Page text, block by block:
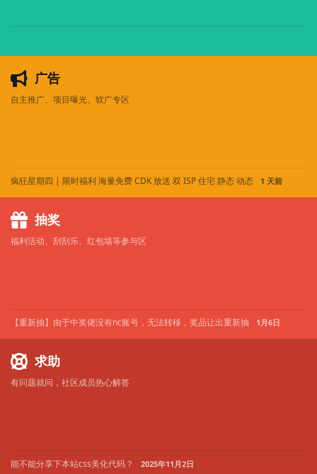
广告
自主推广、项目曝光、软广专区
疯狂星期四 | 限时福利 海量免费 CDK 放送 双 ISP 住宅 静态 动态 1 天前
抽奖
福利活动、刮刮乐、红包墙等参与区
【重新抽】由于中奖佬没有nc账号，无法转移，奖品让出重新抽 1月6日
求助
有问题就问，社区成员热心解答
能不能分享下本站css美化代码？ 2025年11月2日